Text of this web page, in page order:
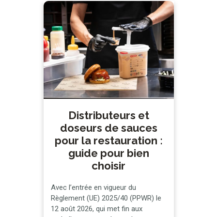
le système HACCP. C’est
précisément en prenant comme
référence le système d’Analyse des
dangers et points critiques pour leur
maîtrise …
Distributeurs et
doseurs de sauces
pour la restauration :
guide pour bien
choisir
Avec l’entrée en vigueur du
Règlement (UE) 2025/40 (PPWR) le
12 août 2026, qui met fin aux